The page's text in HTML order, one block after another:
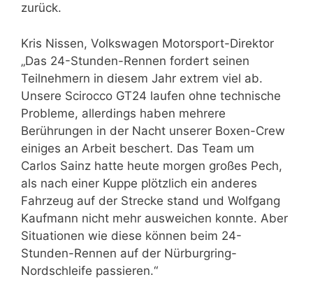
zurück.
Kris Nissen, Volkswagen Motorsport-Direktor
„Das 24-Stunden-Rennen fordert seinen
Teilnehmern in diesem Jahr extrem viel ab.
Unsere Scirocco GT24 laufen ohne technische
Probleme, allerdings haben mehrere
Berührungen in der Nacht unserer Boxen-Crew
einiges an Arbeit beschert. Das Team um
Carlos Sainz hatte heute morgen großes Pech,
als nach einer Kuppe plötzlich ein anderes
Fahrzeug auf der Strecke stand und Wolfgang
Kaufmann nicht mehr ausweichen konnte. Aber
Situationen wie diese können beim 24-
Stunden-Rennen auf der Nürburgring-
Nordschleife passieren.“